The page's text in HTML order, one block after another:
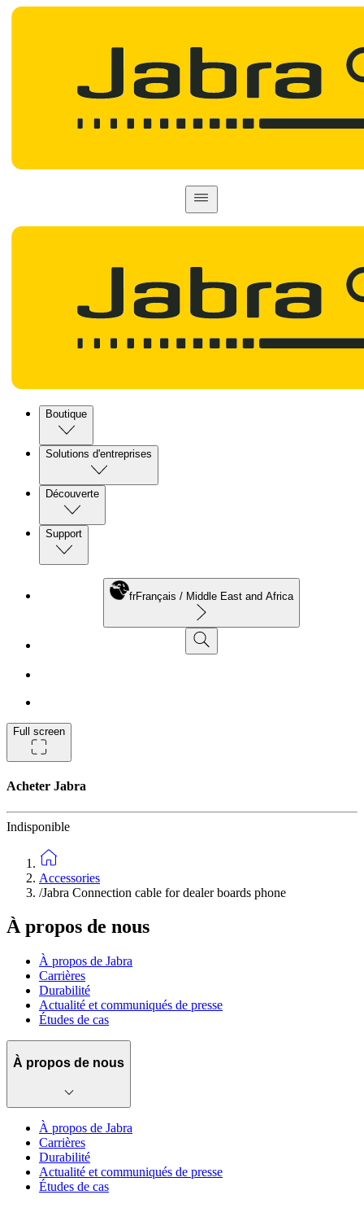
Boutique
Solutions d'entreprises
Découverte
Support
frFrançais / Middle East and Africa
Full screen
Acheter Jabra
Indisponible
Accessories
/Jabra Connection cable for dealer boards phone
À propos de nous
À propos de Jabra
Carrières
Durabilité
Actualité et communiqués de presse
Études de cas
À propos de nous
À propos de Jabra
Carrières
Durabilité
Actualité et communiqués de presse
Études de cas